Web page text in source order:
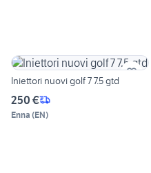
Iniettori nuovi golf 7 7.5 gtd
250 €
Enna (EN)